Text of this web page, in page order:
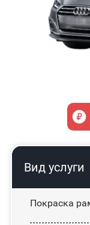
Вид услуги
Покраска